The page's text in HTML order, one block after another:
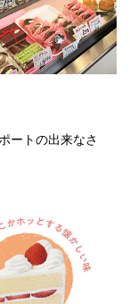
ートの出来なさ